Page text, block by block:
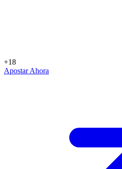
+18
Apostar Ahora